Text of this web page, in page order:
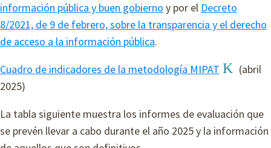
información pública y buen gobierno y por el Decreto
8/2021, de 9 de febrero, sobre la transparencia y el derecho
de acceso a la información pública.
Cuadro de indicadores de la metodología MIPAT
(abril
2025)
La tabla siguiente muestra los informes de evaluación que
se prevén llevar a cabo durante el año 2025 y la información